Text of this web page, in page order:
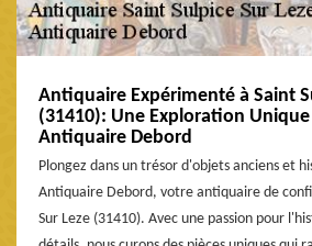
Antiquaire Expérimenté à Saint
(31410): Une Exploration Unique
Antiquaire Debord
Plongez dans un trésor d'objets anciens et
Antiquaire Debord, votre antiquaire de
Sur Leze (31410). Avec une passion pour